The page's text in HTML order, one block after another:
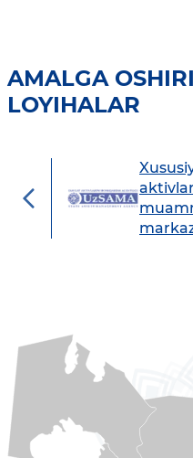
AMALGA
LOYIHALAR